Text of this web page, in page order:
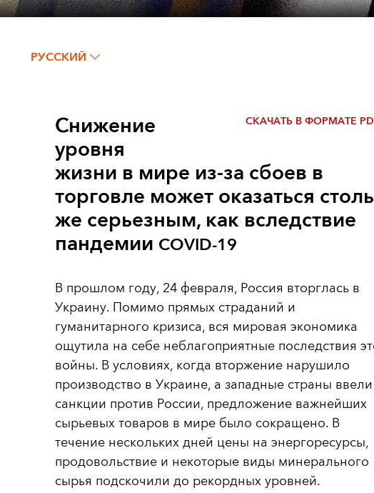
РУССКИЙ
СКАЧАТЬ В ФОРМАТЕ
Снижение
уровня
жизни в мире из-за сбоев в
торговле может оказаться столь
же серьезным, как вследствие
пандемии COVID-19
В прошлом году, 24 февраля, Россия вторглась в
Украину. Помимо прямых страданий и
гуманитарного кризиса, вся мировая экономика
ощутила на себе неблагоприятные последствия
войны. В условиях, когда вторжение нарушило
производство в Украине, а западные страны ввели
санкции против России, предложение важнейших
сырьевых товаров в мире было сокращено. В
течение нескольких дней цены на энергоресурсы,
продовольствие и некоторые виды минерального
сырья подскочили до рекордных уровней.